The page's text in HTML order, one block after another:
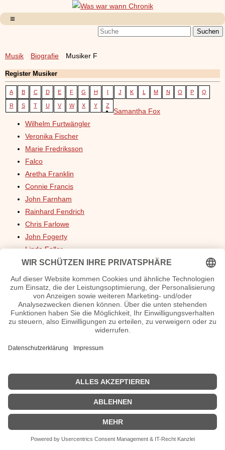
Musik Biografie Musiker F
Register Musiker
A B C D E F G H I J K L M N O P Q
R S T U V W X Y Z
Samantha Fox
Wilhelm Furtwängler
Veronika Fischer
Marie Fredriksson
Falco
Aretha Franklin
Connie Francis
John Farnham
Rainhard Fendrich
Chris Farlowe
John Fogerty
Linda Feller
Ace Frehley
Peter Fox
Peter Frampton
Samantha Fox
Helene Fischer
Marianne Faithfull
| © 2013–2025 was-war-wann.de. Alle Rechte vorbehalten. |
|Impressum| Kurbio deutsch | Kurzbiografie |